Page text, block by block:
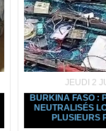
JEUDI 2
BURKINA FASO :
NEUTRALISÉS
PLUSIEURS